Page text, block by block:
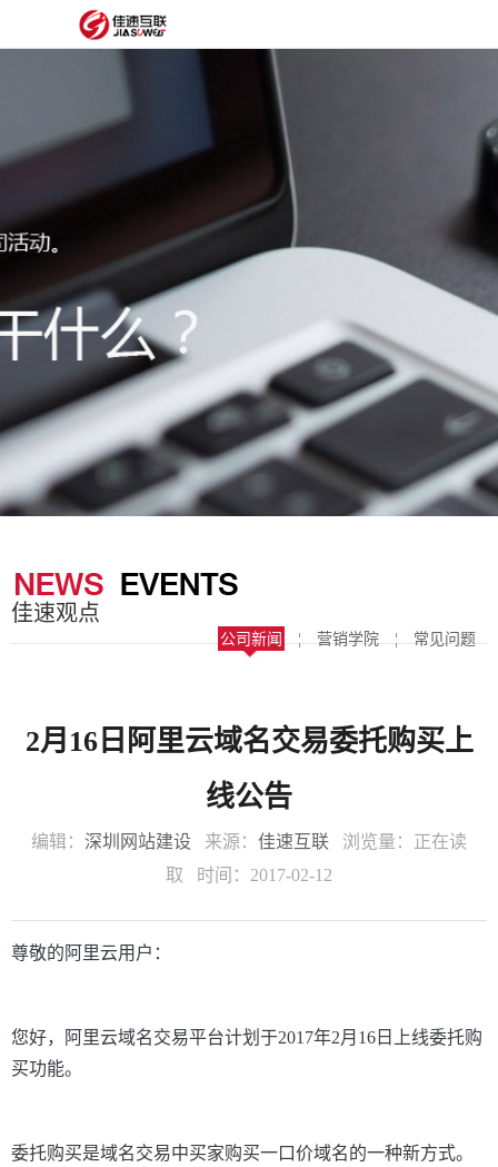
设
网
建
制
板
抖
获
里
服
经
案
站
圈
子
关
佳速观点
公司新闻 ¦ 营销学院 ¦ 常见问题
2月16日阿里云域名交易委托购买上
线公告
编辑： 深圳网站建设 来源： 佳速互联 浏览量： 正在读
取 时间：2017-02-12
尊敬的阿里云用户：
您好，阿里云域名交易平台计划于2017年2月16日上线委托购
买功能。
委托购买是域名交易中买家购买一口价域名的一种新方式。